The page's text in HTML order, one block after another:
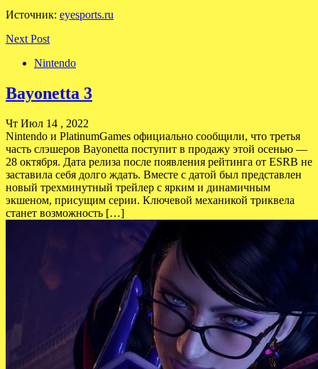
Источник: eyesports.ru
Next Post
Nintendo
Bayonetta 3
Чт Июл 14 , 2022
Nintendo и PlatinumGames официально сообщили, что третья
часть слэшеров Bayonetta поступит в продажу этой осенью —
28 октября. Дата релиза после появления рейтинга от ESRB не
заставила себя долго ждать. Вместе с датой был представлен
новый трехминутный трейлер с ярким и динамичным
экшеном, присущим серии. Ключевой механикой триквела
станет возможность […]